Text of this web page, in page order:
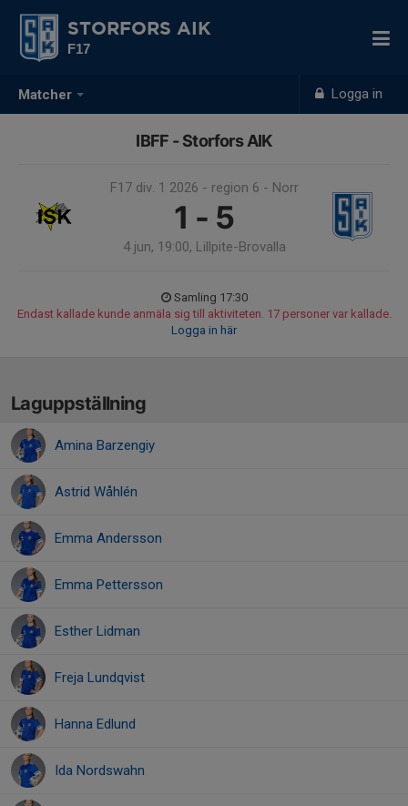
Matcher Logga in
STORFORS AIK
F17
IBFF - Storfors AIK
F17 div. 1 2026 - region 6 - Norr
1 - 5
4 jun, 19:00, Lillpite-Brovalla
Samling 17:30
Endast kallade kunde anmäla sig till aktiviteten. 17 personer var kallade.
Logga in här
Laguppställning
Amina Barzengiy
Astrid Wåhlén
Emma Andersson
Emma Pettersson
Esther Lidman
Freja Lundqvist
Hanna Edlund
Ida Nordswahn